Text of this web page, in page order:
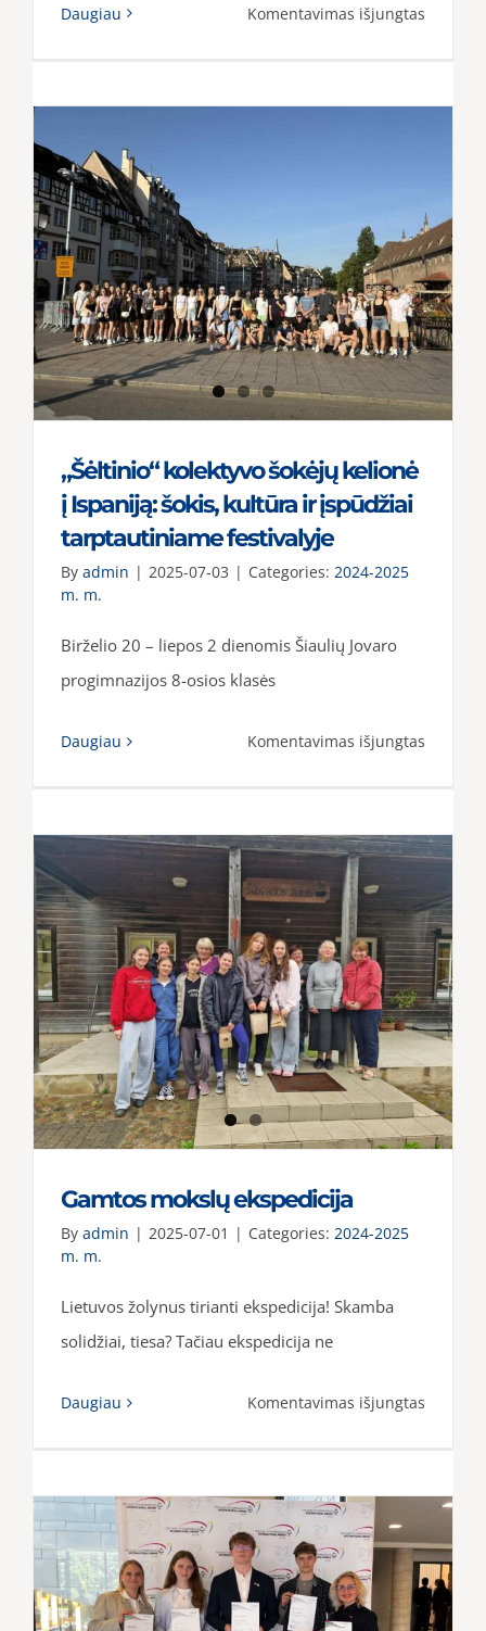
Daugiau Komentavimas išjungtas
„Šėltinio“ kolektyvo šokėjų kelionė
į Ispaniją: šokis, kultūra ir įspūdžiai
tarptautiniame festivalyje
By admin | 2025-07-03 | Categories: 2024-2025
m. m.
Birželio 20 – liepos 2 dienomis Šiaulių Jovaro
progimnazijos 8-osios klasės
Daugiau Komentavimas išjungtas
šokėjų
į
Ispaniją:
šokis,
kultūra
Gamtos mokslų ekspedicija
By admin | 2025-07-01 | Categories: 2024-2025
m. m.
Lietuvos žolynus tirianti ekspedicija! Skamba
solidžiai, tiesa? Tačiau ekspedicija ne
Daugiau Komentavimas išjungtas